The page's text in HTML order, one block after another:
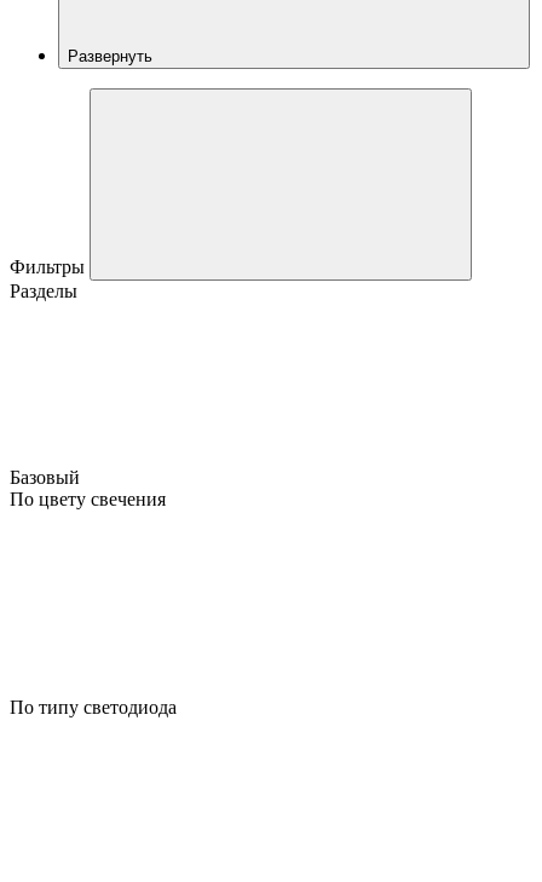
Развернуть
Фильтры
Разделы
Базовый
По цвету свечения
По типу светодиода